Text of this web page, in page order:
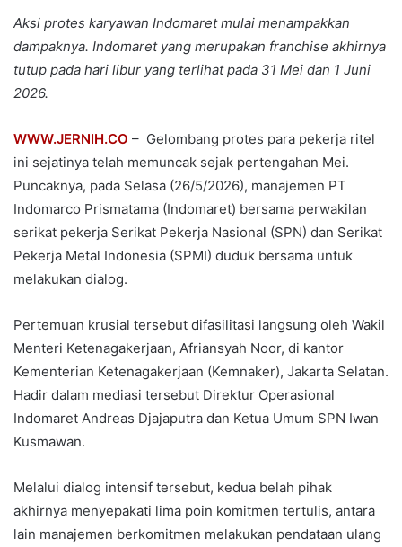
Aksi protes karyawan Indomaret mulai menampakkan
dampaknya. Indomaret yang merupakan franchise akhirnya
tutup pada hari libur yang terlihat pada 31 Mei dan 1 Juni
2026.
WWW.JERNIH.CO – Gelombang protes para pekerja ritel
ini sejatinya telah memuncak sejak pertengahan Mei.
Puncaknya, pada Selasa (26/5/2026), manajemen PT
Indomarco Prismatama (Indomaret) bersama perwakilan
serikat pekerja Serikat Pekerja Nasional (SPN) dan Serikat
Pekerja Metal Indonesia (SPMI) duduk bersama untuk
melakukan dialog.
Pertemuan krusial tersebut difasilitasi langsung oleh Wakil
Menteri Ketenagakerjaan, Afriansyah Noor, di kantor
Kementerian Ketenagakerjaan (Kemnaker), Jakarta Selatan.
Hadir dalam mediasi tersebut Direktur Operasional
Indomaret Andreas Djajaputra dan Ketua Umum SPN Iwan
Kusmawan.
Melalui dialog intensif tersebut, kedua belah pihak
akhirnya menyepakati lima poin komitmen tertulis, antara
lain manajemen berkomitmen melakukan pendataan ulang